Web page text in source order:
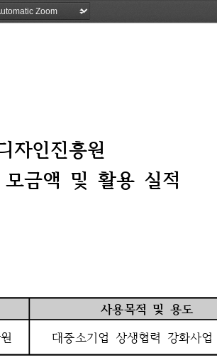
자인진흥원
모금액 및 활용 실적
사용목적 및 용도
대중소기업 상생협력 강화사업